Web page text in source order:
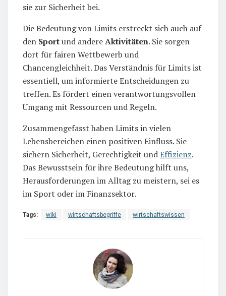
sie zur Sicherheit bei.
Die Bedeutung von Limits erstreckt sich auch auf
den Sportund andereAktivitäten. Sie sorgen
dort für fairen Wettbewerb und
Chancengleichheit. Das Verständnis für Limits ist
essentiell, um informierte Entscheidungen zu
treffen. Es fördert einen verantwortungsvollen
Umgang mit Ressourcen und Regeln.
Zusammengefasst haben Limits in vielen
Lebensbereichen einen positiven Einfluss. Sie
sichern Sicherheit, Gerechtigkeit undEffizienz.
Das Bewusstsein für ihre Bedeutung hilft uns,
Herausforderungen im Alltag zu meistern, sei es
im Sport oder im Finanzsektor.
Tags: wiki wirtschaftsbegriffe wirtschaftswissen